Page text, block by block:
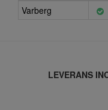
Varberg
LEVERANS